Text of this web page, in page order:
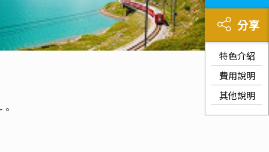
分享
特色介紹
費用說明
其他說明